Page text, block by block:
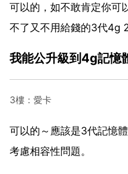
可以的，如不敢肯定你可
不了又不用給錢的3代4g
我能公升級到4g記憶
3樓：愛卡
可以的～應該是3代記憶
考慮相容性問題。